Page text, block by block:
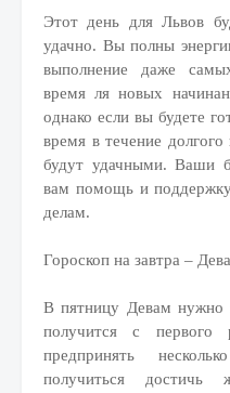
Этот день для Львов
удачно. Вы полны
выполнение даже
время ля новых
однако если вы будете
время в течение
будут удачными. Ваши
вам помощь и
делам.
Гороскоп на завтра – Дева
В пятницу Девам нужно
получится с
предпринять
получиться достичь